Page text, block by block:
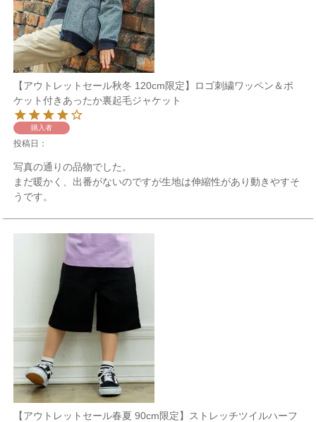
【アウトレットセール秋冬 120cm限定】ロゴ刺繍ワッペン＆ポ
ケット付きあったか裏起毛ジャケット
購入者
投稿日
写真の通りの品物でした。
まだ暖かく、出番がないのですが生地は伸縮性があり動きやすそ
うです。
【アウトレットセール春夏 90cm限定】ストレッチツイルハーフ